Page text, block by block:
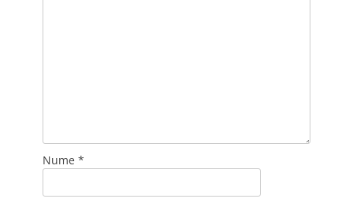
Nume *